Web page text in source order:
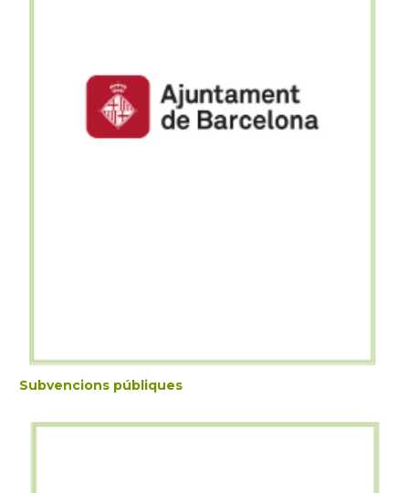
Subvencions públiques